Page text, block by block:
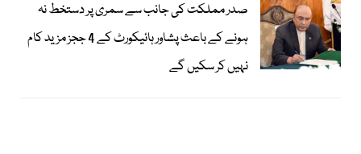
صدر مملکت کی جانب سے سمری پر دستخط نہ
ہونے کے باعث پشاور ہائیکورٹ کے 4 ججز مزید کام
نہیں کر سکیں گے